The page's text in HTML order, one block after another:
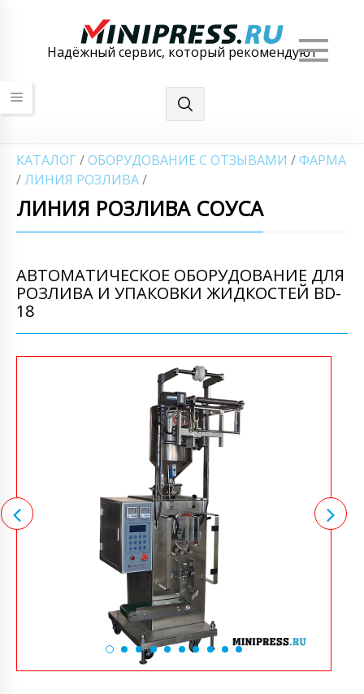
Надёжный сервис, который рекомендуют
КАТАЛОГ /ОБОРУДОВАНИЕ С ОТЗЫВАМИ /ФАРМА
/ЛИНИЯ РОЗЛИВА/
ЛИНИЯ РОЗЛИВА СОУСА
АВТОМАТИЧЕСКОЕ ОБОРУДОВАНИЕ ДЛЯ
РОЗЛИВА И УПАКОВКИ ЖИДКОСТЕЙ BD-
18